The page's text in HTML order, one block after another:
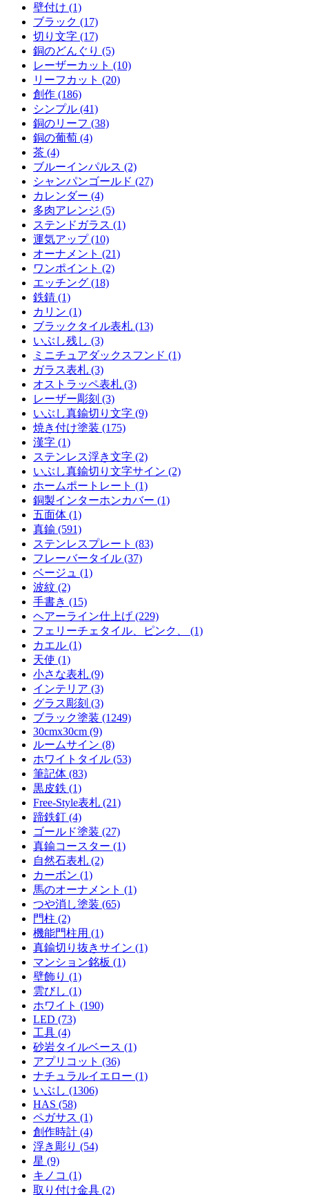
壁付け (1)
ブラック (17)
切り文字 (17)
銅のどんぐり (5)
レーザーカット (10)
リーフカット (20)
創作 (186)
シンプル (41)
銅のリーフ (38)
銅の葡萄 (4)
茶 (4)
ブルーインパルス (2)
シャンパンゴールド (27)
カレンダー (4)
多肉アレンジ (5)
ステンドガラス (1)
運気アップ (10)
オーナメント (21)
ワンポイント (2)
エッチング (18)
鉄錆 (1)
カリン (1)
ブラックタイル表札 (13)
いぶし残し (3)
ミニチュアダックスフンド (1)
ガラス表札 (3)
オストラッペ表札 (3)
レーザー彫刻 (3)
いぶし真鍮切り文字 (9)
焼き付け塗装 (175)
漢字 (1)
ステンレス浮き文字 (2)
いぶし真鍮切り文字サイン (2)
ホームポートレート (1)
銅製インターホンカバー (1)
五面体 (1)
真鍮 (591)
ステンレスプレート (83)
フレーバータイル (37)
ベージュ (1)
波紋 (2)
手書き (15)
ヘアーライン仕上げ (229)
フェリーチェタイル、ピンク、 (1)
カエル (1)
天使 (1)
小さな表札 (9)
インテリア (3)
グラス彫刻 (3)
ブラック塗装 (1249)
30cmx30cm (9)
ルームサイン (8)
ホワイトタイル (53)
筆記体 (83)
黒皮鉄 (1)
Free-Style表札 (21)
蹄鉄釘 (4)
ゴールド塗装 (27)
真鍮コースター (1)
自然石表札 (2)
カーボン (1)
馬のオーナメント (1)
つや消し塗装 (65)
門柱 (2)
機能門柱用 (1)
真鍮切り抜きサイン (1)
マンション銘板 (1)
壁飾り (1)
雲びし (1)
ホワイト (190)
LED (73)
工具 (4)
砂岩タイルベース (1)
アプリコット (36)
ナチュラルイエロー (1)
いぶし (1306)
HAS (58)
ペガサス (1)
創作時計 (4)
浮き彫り (54)
星 (9)
キノコ (1)
取り付け金具 (2)